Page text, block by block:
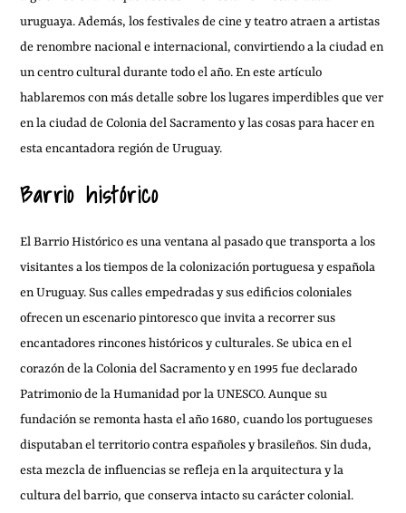
uruguaya. Además, los festivales de cine y teatro atraen a artistas
de renombre nacional e internacional, convirtiendo a la ciudad en
un centro cultural durante todo el año. En este artículo
hablaremos con más detalle sobre los lugares imperdibles que ver
en la ciudad de Colonia del Sacramento y las cosas para hacer en
esta encantadora región de Uruguay.
Barrio histórico
El Barrio Histórico es una ventana al pasado que transporta a los
visitantes a los tiempos de la colonización portuguesa y española
en Uruguay. Sus calles empedradas y sus edificios coloniales
ofrecen un escenario pintoresco que invita a recorrer sus
encantadores rincones históricos y culturales. Se ubica en el
corazón de la Colonia del Sacramento y en 1995 fue declarado
Patrimonio de la Humanidad por la UNESCO. Aunque su
fundación se remonta hasta el año 1680, cuando los portugueses
disputaban el territorio contra españoles y brasileños. Sin duda,
esta mezcla de influencias se refleja en la arquitectura y la
cultura del barrio, que conserva intacto su carácter colonial.